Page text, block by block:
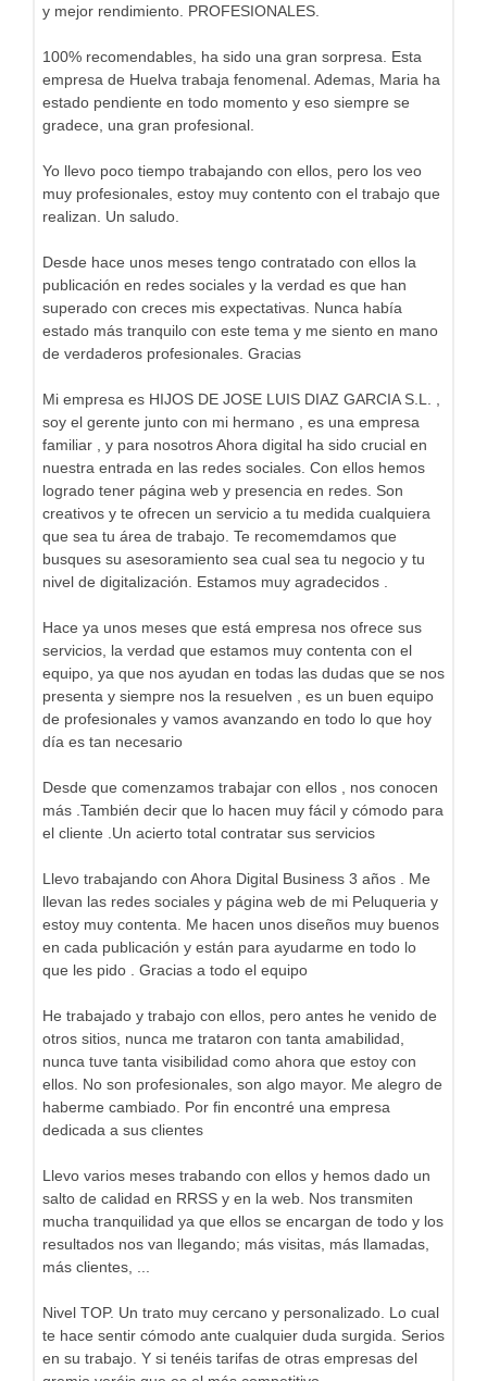
y mejor rendimiento. PROFESIONALES.
100% recomendables, ha sido una gran sorpresa. Esta
empresa de Huelva trabaja fenomenal. Ademas, Maria ha
estado pendiente en todo momento y eso siempre se
gradece, una gran profesional.
Yo llevo poco tiempo trabajando con ellos, pero los veo
muy profesionales, estoy muy contento con el trabajo que
realizan. Un saludo.
Desde hace unos meses tengo contratado con ellos la
publicación en redes sociales y la verdad es que han
superado con creces mis expectativas. Nunca había
estado más tranquilo con este tema y me siento en mano
de verdaderos profesionales. Gracias
Mi empresa es HIJOS DE JOSE LUIS DIAZ GARCIA S.L. ,
soy el gerente junto con mi hermano , es una empresa
familiar , y para nosotros Ahora digital ha sido crucial en
nuestra entrada en las redes sociales. Con ellos hemos
logrado tener página web y presencia en redes. Son
creativos y te ofrecen un servicio a tu medida cualquiera
que sea tu área de trabajo. Te recomemdamos que
busques su asesoramiento sea cual sea tu negocio y tu
nivel de digitalización. Estamos muy agradecidos .
Hace ya unos meses que está empresa nos ofrece sus
servicios, la verdad que estamos muy contenta con el
equipo, ya que nos ayudan en todas las dudas que se nos
presenta y siempre nos la resuelven , es un buen equipo
de profesionales y vamos avanzando en todo lo que hoy
día es tan necesario
Desde que comenzamos trabajar con ellos , nos conocen
más .También decir que lo hacen muy fácil y cómodo para
el cliente .Un acierto total contratar sus servicios
Llevo trabajando con Ahora Digital Business 3 años . Me
llevan las redes sociales y página web de mi Peluqueria y
estoy muy contenta. Me hacen unos diseños muy buenos
en cada publicación y están para ayudarme en todo lo
que les pido . Gracias a todo el equipo
He trabajado y trabajo con ellos, pero antes he venido de
otros sitios, nunca me trataron con tanta amabilidad,
nunca tuve tanta visibilidad como ahora que estoy con
ellos. No son profesionales, son algo mayor. Me alegro de
haberme cambiado. Por fin encontré una empresa
dedicada a sus clientes
Llevo varios meses trabando con ellos y hemos dado un
salto de calidad en RRSS y en la web. Nos transmiten
mucha tranquilidad ya que ellos se encargan de todo y los
resultados nos van llegando; más visitas, más llamadas,
más clientes, ...
Nivel TOP. Un trato muy cercano y personalizado. Lo cual
te hace sentir cómodo ante cualquier duda surgida. Serios
en su trabajo. Y si tenéis tarifas de otras empresas del